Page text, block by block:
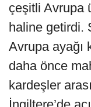
çeşitli Avrupa
haline getirdi.
Avrupa ayağı
daha önce
kardeşler